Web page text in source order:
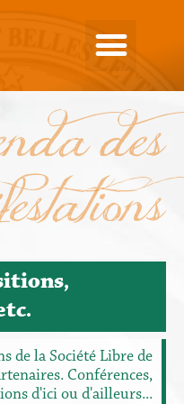
des
de la Société Libre de
Conférences,
d'ici ou d'ailleurs...